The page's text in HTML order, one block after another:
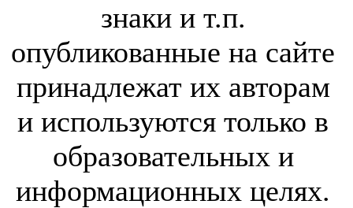
знаки и т.п.
опубликованные на сайте
принадлежат их авторам
и используются только в
образовательных и
информационных целях.